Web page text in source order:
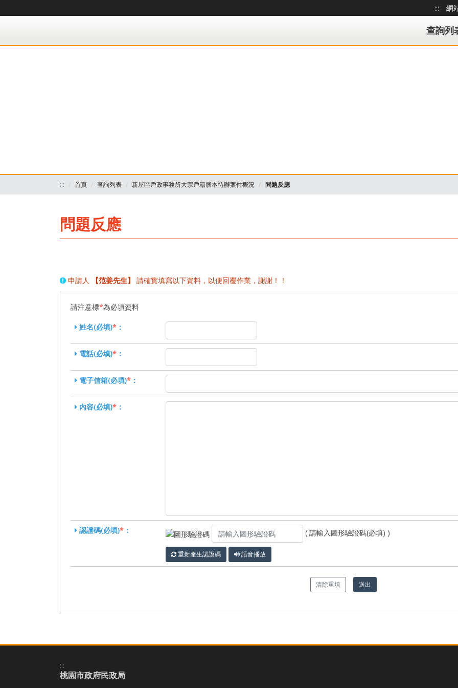
跳到主
::: 網
桃園市政府民政局-大宗戶籍謄本作業 各戶所收件處理狀況查詢系統
查詢列
::: 首頁 查詢列表 新屋區戶政事務所大宗戶籍謄本待辦案件概況 問題反應
問題反應
申請人 【范姜先生】 請確實填寫以下資料，以便回覆作業，謝謝！！
請注意標*為必填資料
姓名(必填)* ：
電話(必填)* ：
電子信箱(必填)* ：
內容(必填)* ：
認證碼(必填)* ： ( 請輸入圖形驗證碼(必填) )
重新產生認證碼 語音播放
清除重填 送出
:::
桃園市政府民政局